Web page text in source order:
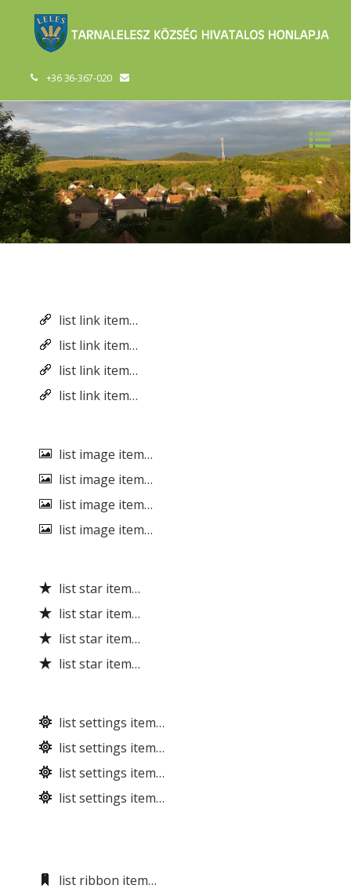
+36 36-367-020
list link item…
list link item…
list link item…
list link item…
list image item…
list image item…
list image item…
list image item…
list star item…
list star item…
list star item…
list star item…
list settings item…
list settings item…
list settings item…
list settings item…
list ribbon item…